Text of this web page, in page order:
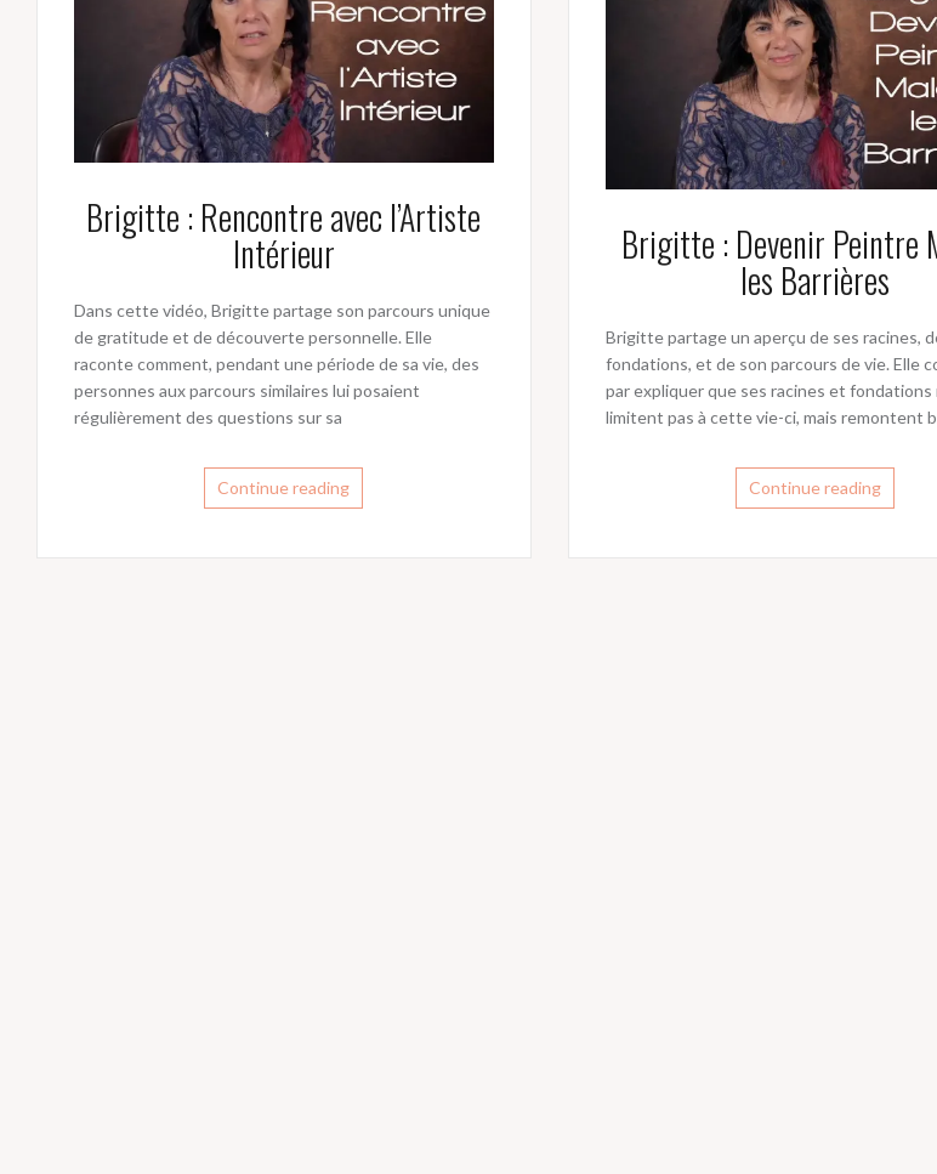
Brigitte : Rencontre avec l’Artiste
Intérieur
Dans cette vidéo, Brigitte partage son parcours unique
de gratitude et de découverte personnelle. Elle
raconte comment, pendant une période de sa vie, des
personnes aux parcours similaires lui posaient
régulièrement des questions sur sa
Continue reading
Brigitte : Devenir Peintre
les Barrières
Brigitte partage un aperçu de ses racines,
fondations, et de son parcours de vie. Elle
par expliquer que ses racines et fondations
limitent pas à cette vie-ci, mais remontent
Continue reading